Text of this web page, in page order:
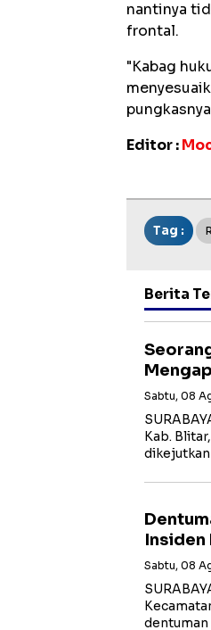
nantinya
frontal.
"Kabag
Editor :
Tag :
Berita
Sabtu, 08
Kab.
dikejutkan
Insiden
Sabtu, 08